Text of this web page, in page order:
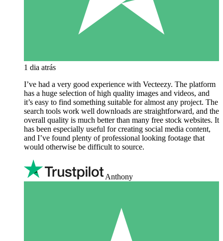
1 dia atrás
I’ve had a very good experience with Vecteezy. The platform
has a huge selection of high quality images and videos, and
it’s easy to find something suitable for almost any project. The
search tools work well downloads are straightforward, and the
overall quality is much better than many free stock websites. It
has been especially useful for creating social media content,
and I’ve found plenty of professional looking footage that
would otherwise be difficult to source.
Anthony